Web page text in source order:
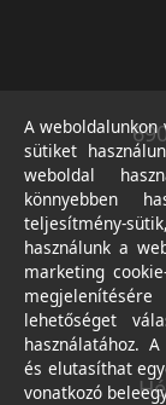
A
sütiket
weboldal
könnyebben
teljesítmény-
használunk a
marketing
lehetőséget
használatához.
és elutasíthat
vonatkozó